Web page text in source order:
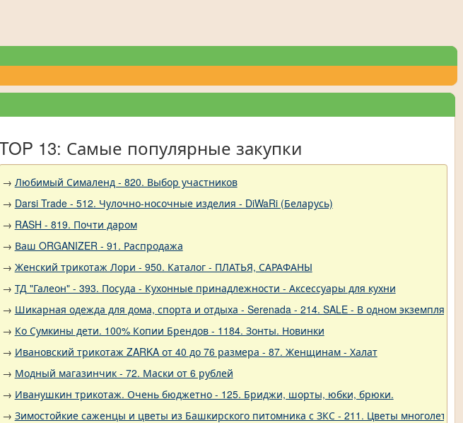
13: Самые популярные закупки
→ Любимый Сималенд - 820. Выбор участников
→ Darsi Trade - 512. Чулочно-носочные изделия - DiWaRi (Беларусь)
→ RASH - 819. Почти даром
→ Ваш ORGANIZER - 91. Распродажа
→ Женский трикотаж Лори - 950. Каталог - ПЛАТЬЯ, САРАФАНЫ
→ ТД "Галеон" - 393. Посуда - Кухонные принадлежности - Аксессуары для кухни
→ Шикарная одежда для дома, спорта и отдыха - Serenada - 214. SALE - В одном экземпляре!
→ Ко Сумкины дети. 100% Копии Брендов - 1184. Зонты. Новинки
→ Ивановский трикотаж ZARKA от 40 до 76 размера - 87. Женщинам - Халат
→ Модный магазинчик - 72. Маски от 6 рублей
→ Иванушкин трикотаж. Очень бюджетно - 125. Бриджи, шорты, юбки, брюки.
→ Зимостойкие саженцы и цветы из Башкирского питомника с ЗКС - 211. Цветы